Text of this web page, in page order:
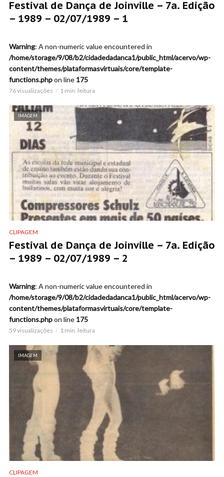
Festival de Dança de Joinville – 7a. Edição
– 1989 – 02/07/1989 – 1
Warning: A non-numeric value encountered in
/home/storage/9/08/b2/cidadedadanca1/public_html/acervo/wp-
content/themes/plataformasvirtuais/core/template-
functions.phpon line 175
76 visualizações 1 min. leitura
IMAGEM
CLIPAGEM
Festival de Dança de Joinville – 7a. Edição
– 1989 – 02/07/1989 – 2
Warning: A non-numeric value encountered in
/home/storage/9/08/b2/cidadedadanca1/public_html/acervo/wp-
content/themes/plataformasvirtuais/core/template-
functions.phpon line 175
59 visualizações 1 min. leitura
IMAGEM
CLIPAGEM